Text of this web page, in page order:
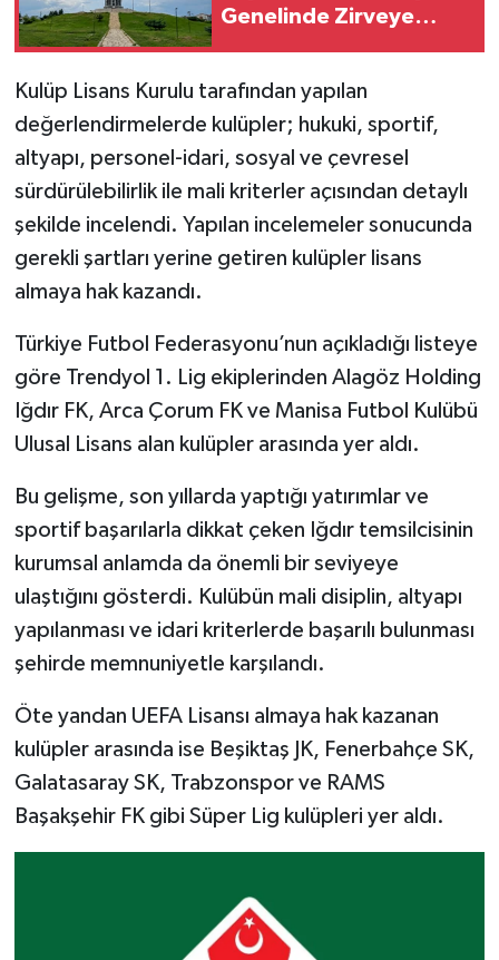
Genelinde Zirveye
Kulüp Lisans Kurulu tarafından yapılan
değerlendirmelerde kulüpler; hukuki, sportif,
altyapı, personel-idari, sosyal ve çevresel
sürdürülebilirlik ile mali kriterler açısından detaylı
şekilde incelendi. Yapılan incelemeler sonucunda
gerekli şartları yerine getiren kulüpler lisans
almaya hak kazandı.
Türkiye Futbol Federasyonu’nun açıkladığı listeye
göre Trendyol 1. Lig ekiplerinden Alagöz Holding
Iğdır FK, Arca Çorum FK ve Manisa Futbol Kulübü
Ulusal Lisans alan kulüpler arasında yer aldı.
Bu gelişme, son yıllarda yaptığı yatırımlar ve
sportif başarılarla dikkat çeken Iğdır temsilcisinin
kurumsal anlamda da önemli bir seviyeye
ulaştığını gösterdi. Kulübün mali disiplin, altyapı
yapılanması ve idari kriterlerde başarılı bulunması
şehirde memnuniyetle karşılandı.
Öte yandan UEFA Lisansı almaya hak kazanan
kulüpler arasında ise Beşiktaş JK, Fenerbahçe SK,
Galatasaray SK, Trabzonspor ve RAMS
Başakşehir FK gibi Süper Lig kulüpleri yer aldı.